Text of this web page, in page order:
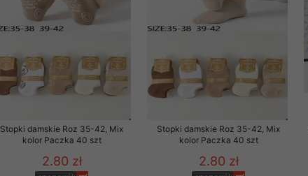
Stopki damskie Roz 35-42, Mix
kolor Paczka 40 szt
2.80 zł
Stopki damskie Roz 35-42, Mix
kolor Paczka 40 szt
2.80 zł